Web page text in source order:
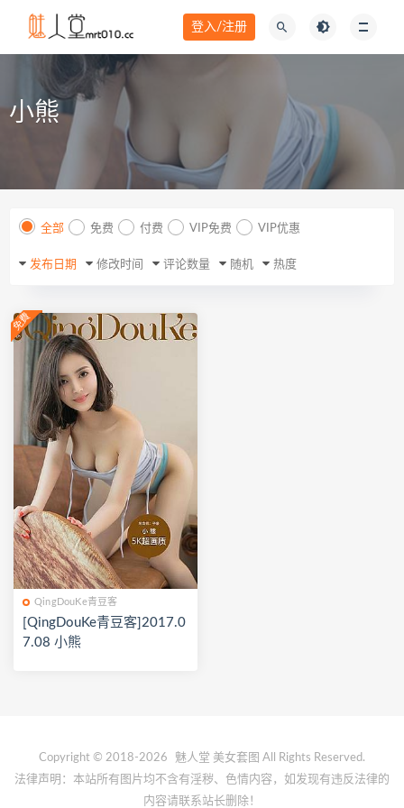
登入/注册
小熊
全部 免费 付费 VIP免费 VIP优惠
发布日期 修改时间 评论数量 随机 热度
免費
QingDouKe青豆客
[QingDouKe青豆客]2017.0
7.08 小熊
Copyright © 2018-2026 魅人堂 美女套图 All Rights Reserved.
法律声明：本站所有图片均不含有淫秽、色情内容，如发现有违反法律的
内容请联系站长删除！